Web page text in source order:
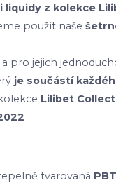
z kolekce
použít naše
pro jejich
je součástí
Lilibet
tvarovaná